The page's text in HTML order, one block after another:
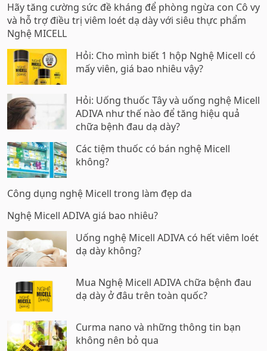
Hãy tăng cường sức đề kháng để phòng ngừa con Cô vy
và hỗ trợ điều trị viêm loét dạ dày với siêu thực phẩm
Nghệ MICELL
Hỏi: Cho mình biết 1 hộp Nghệ Micell có
mấy viên, giá bao nhiêu vậy?
Hỏi: Uống thuốc Tây và uống nghệ Micell
ADIVA như thế nào để tăng hiệu quả
chữa bệnh đau dạ dày?
Các tiệm thuốc có bán nghệ Micell
không?
Công dụng nghệ Micell trong làm đẹp da
Nghệ Micell ADIVA giá bao nhiêu?
Uống nghệ Micell ADIVA có hết viêm loét
dạ dày không?
Mua Nghệ Micell ADIVA chữa bệnh đau
dạ dày ở đâu trên toàn quốc?
Curma nano và những thông tin bạn
không nên bỏ qua